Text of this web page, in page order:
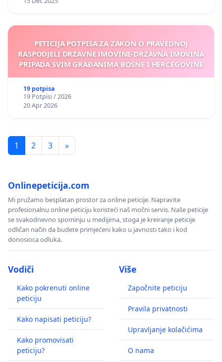
PETICIJA POTPISA ZA ZAKON O PRAVEDNOJ
RASPODJELI DRZAVNE IMOVINE-DRZAVNA IMOVINA
PRIPADA SVIM GRAĐANIMA BOSNE I HERCEGOVINE
19 potpisa
19 Potpisi / 2026
20 Apr 2026
1 2 3 »
Onlinepeticija.com
Mi pružamo besplatan prostor za online peticije. Napravite
profesionalnu online peticiju koristeći naš močni servis. Naše peticije
se svakodnevno spominju u medijima, stoga je kreiranje peticije
odličan način da budete primjećeni kako u javnosti tako i kod
donosioca odluka.
Vodiči
Kako pokrenuti online
peticiju
Kako napisati peticiju?
Kako promovisati
peticiju?
Više
Započnite peticiju
Pravila privatnosti
Upravljanje kolačićima
O nama